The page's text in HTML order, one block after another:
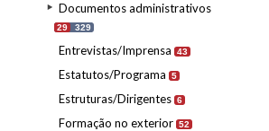
Documentos administrativos
29 329
Entrevistas/Imprensa 43
Estatutos/Programa 5
Estruturas/Dirigentes 6
Formação no exterior 52